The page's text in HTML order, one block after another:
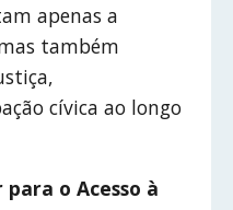
apenas a
também
cívica ao longo
o Acesso à